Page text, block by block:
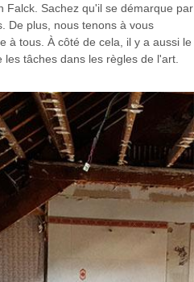
Falck. Sachez qu'il se démarque par
De plus, nous tenons à vous
à tous. À côté de cela, il y a aussi le
tâches dans les règles de l'art.